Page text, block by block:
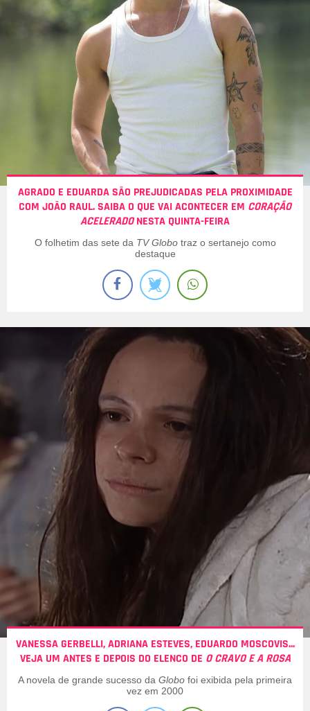
AGRADO E EDUARDA SÃO PREJUDICADAS PELA PROXIMIDADE
COM JOÃO RAUL. SAIBA O QUE VAI ACONTECER EM CORAÇÃO
ACELERADONESTA QUINTA-FEIRA
O folhetim das sete da TV Globotraz o sertanejo como
destaque
VANESSA GERBELLI, ADRIANA ESTEVES, EDUARDO MOSCOVIS...
VEJA UM ANTES E DEPOIS DO ELENCO DE O CRAVO E A ROSA
A novela de grande sucesso da Globo foi exibida pela primeira
vez em 2000